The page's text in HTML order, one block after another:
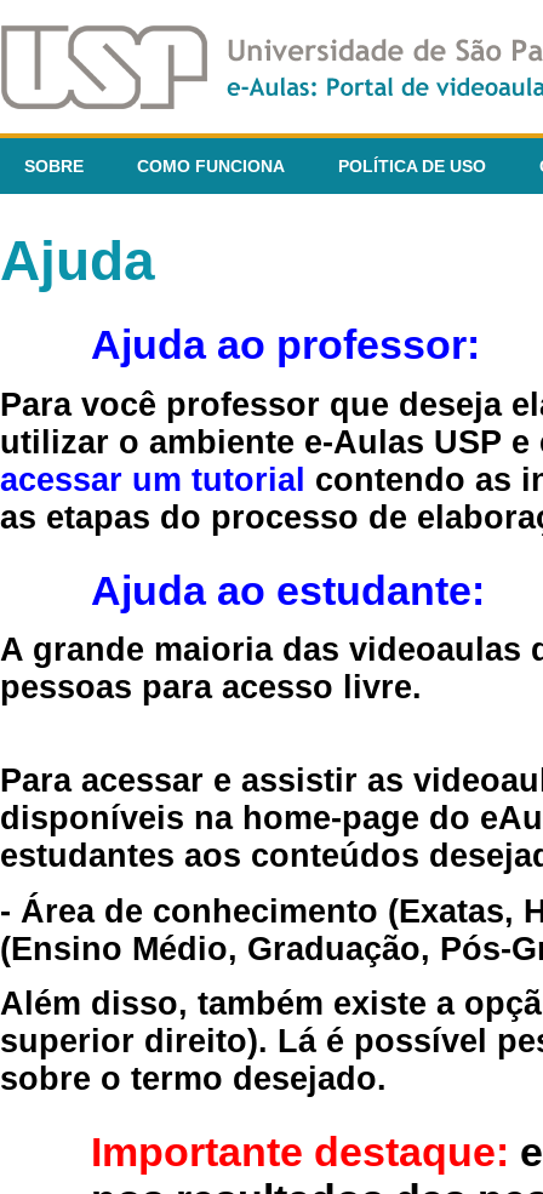
SOBRE COMO FUNCIONA POLÍTICA DE USO
Ajuda
Ajuda ao professor:
Para você professor que deseja
utilizar o ambiente e-Aulas USP
acessar um tutorial contendo as
as etapas do processo de
Ajuda ao estudante:
A grande maioria das videoaulas
pessoas para acesso livre.
Para acessar e assistir as
disponíveis na home-page do
estudantes aos conteúdos
- Área de conhecimento (Exatas,
(Ensino Médio, Graduação, Pós-
Além disso, também existe a
superior direito). Lá é possível
sobre o termo desejado.
Importante destaque: